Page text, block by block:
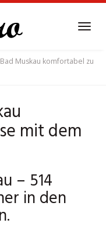
Muskau komfortabel zu
mit dem
– 514
in den